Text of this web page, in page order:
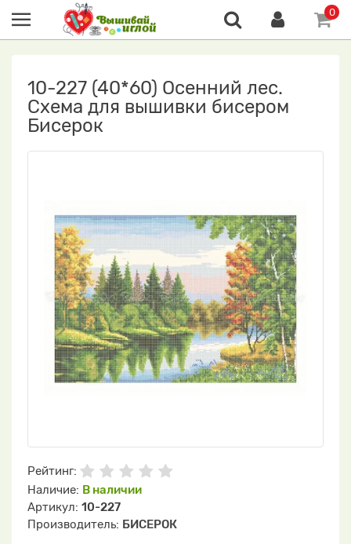
0
10-227 (40*60) Осенний лес.
Схема для вышивки бисером
Бисерок
Рейтинг:
Наличие: В наличии
Артикул: 10-227
Производитель: БИСЕРОК